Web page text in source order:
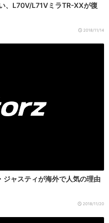
、L70V/L71VミラTR-XXが復
2018/11/14
ジャスティが海外で人気の理由
2018/11/20